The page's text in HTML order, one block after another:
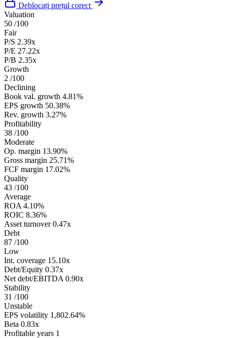
Deblocați prețul corect
Valuation
50 /100
Fair
P/S 2.39x
P/E 27.22x
P/B 2.35x
Growth
2 /100
Declining
Book val. growth 4.81%
EPS growth 50.38%
Rev. growth 3.27%
Profitability
38 /100
Moderate
Op. margin 13.90%
Gross margin 25.71%
FCF margin 17.02%
Quality
43 /100
Average
ROA 4.10%
ROIC 8.36%
Asset turnover 0.47x
Debt
87 /100
Low
Int. coverage 15.10x
Debt/Equity 0.37x
Net debt/EBITDA 0.90x
Stability
31 /100
Unstable
EPS volatility 1,802.64%
Beta 0.83x
Profitable years 1